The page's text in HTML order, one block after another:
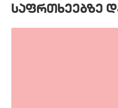
საფრთხეებზე